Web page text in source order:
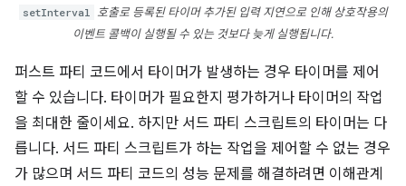
setInterval 호출로 등록된 타이머 추가된 입력 지연으로 인해 상호작용의
이벤트 콜백이 실행될 수 있는 것보다 늦게 실행됩니다.
퍼스트 파티 코드에서 타이머가 발생하는 경우 타이머를 제어
할 수 있습니다. 타이머가 필요한지 평가하거나 타이머의 작업
을 최대한 줄이세요. 하지만 서드 파티 스크립트의 타이머는 다
릅니다. 서드 파티 스크립트가 하는 작업을 제어할 수 없는 경우
가 많으며 서드 파티 코드의 성능 문제를 해결하려면 이해관계